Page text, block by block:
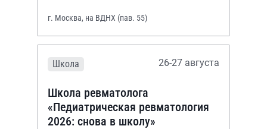
г. Москва, на ВДНХ (пав. 55)
Школа 26-27 августа
Школа ревматолога
«Педиатрическая ревматология
2026: снова в школу»